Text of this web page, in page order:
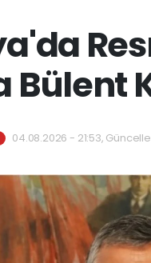
Bülent
04.08.2026 - 21:53,